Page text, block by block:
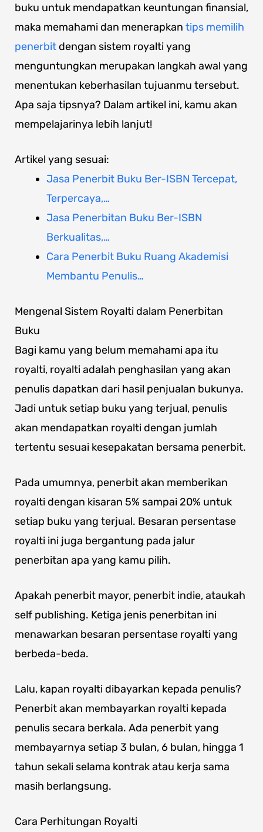
buku untuk mendapatkan keuntungan finansial,
maka memahami dan menerapkan tips memilih
penerbitdengan sistem royalti yang
menguntungkan merupakan langkah awal yang
menentukan keberhasilan tujuanmu tersebut.
Apa saja tipsnya? Dalam artikel ini, kamu akan
mempelajarinya lebih lanjut!
Artikel yang sesuai:
Jasa Penerbit Buku Ber-ISBN Tercepat,
Terpercaya,…
Jasa Penerbitan Buku Ber-ISBN
Berkualitas,…
Cara Penerbit Buku Ruang Akademisi
Membantu Penulis…
Mengenal Sistem Royalti dalam Penerbitan
Buku
Bagi kamu yang belum memahami apa itu
royalti, royalti adalah penghasilan yang akan
penulis dapatkan dari hasil penjualan bukunya.
Jadi untuk setiap buku yang terjual, penulis
akan mendapatkan royalti dengan jumlah
tertentu sesuai kesepakatan bersama penerbit.
Pada umumnya, penerbit akan memberikan
royalti dengan kisaran 5% sampai 20% untuk
setiap buku yang terjual. Besaran persentase
royalti ini juga bergantung pada jalur
penerbitan apa yang kamu pilih.
Apakah penerbit mayor, penerbit indie, ataukah
self publishing. Ketiga jenis penerbitan ini
menawarkan besaran persentase royalti yang
berbeda-beda.
Lalu, kapan royalti dibayarkan kepada penulis?
Penerbit akan membayarkan royalti kepada
penulis secara berkala. Ada penerbit yang
membayarnya setiap 3 bulan, 6 bulan, hingga 1
tahun sekali selama kontrak atau kerja sama
masih berlangsung.
Cara Perhitungan Royalti